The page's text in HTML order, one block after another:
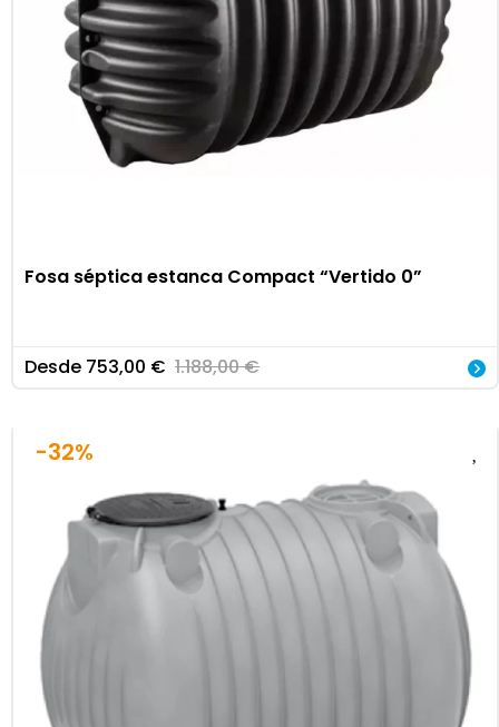
Fosa séptica estanca Compact “Vertido 0”
Desde 753,00 € 1.188,00€
-32%